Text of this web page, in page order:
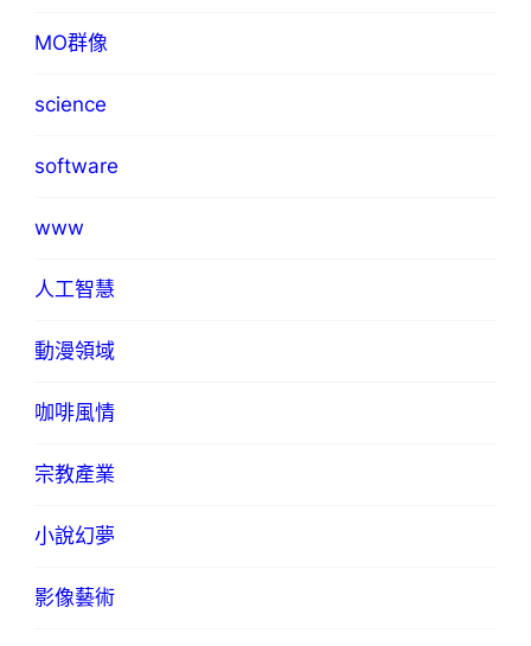
MO群像
science
software
www
人工智慧
動漫領域
咖啡風情
宗教產業
小說幻夢
影像藝術